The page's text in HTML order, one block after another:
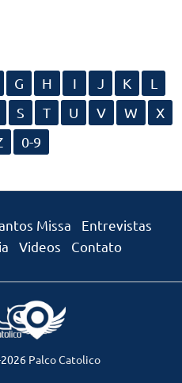
G H I J K
L
S T U V W
X
0-9
Missa
Entrevistas
Videos Contato
Palco Catolico